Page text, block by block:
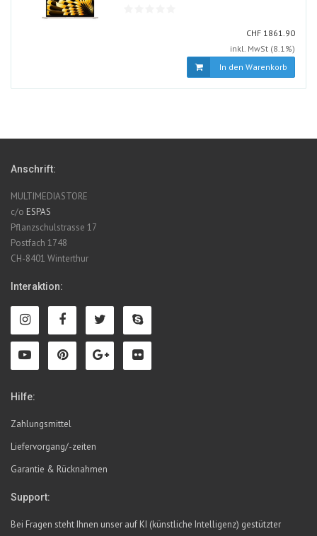
CHF CHF
1861.90
inkl. MwSt (8.1%)
In den Warenkorb
Anschrift:
MULTIMEDIASTORE
c/o ESPAS
Pflanzschulstrasse 17
Postfach 1748
CH-8401 Winterthur
Interaktion:
Hilfe:
Zahlungsmittel
Liefervorgang/-zeiten
Garantie & Rücknahmen
Support:
Bei Fragen steht Ihnen unser auf KI (künstliche Intelligenz) gestützter